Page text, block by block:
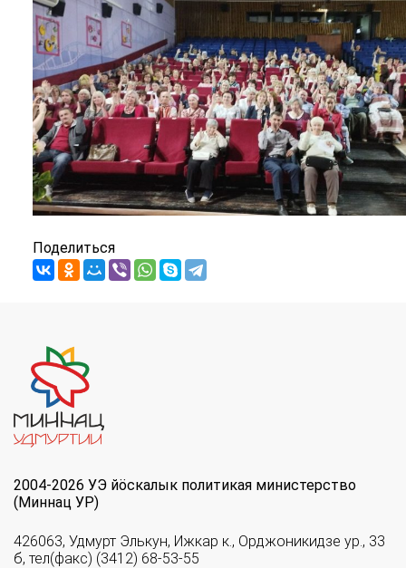
Поделиться
2004-2026 УЭ йöскалык политикая министерство
(Миннац УР)
426063, Удмурт Элькун, Ижкар к., Орджоникидзе ур., 33
б, тел(факс) (3412) 68-53-55